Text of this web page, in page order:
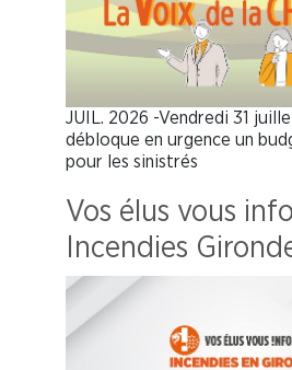
JUIL. 2026 -Vendredi 31
débloque en urgence un
pour les sinistrés
Vos élus vous
Incendies